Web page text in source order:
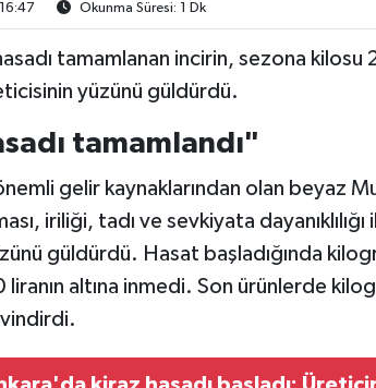
Okunma Süresi: 1 Dk
tamamlanan incirin, sezona kilosu
yüzünü güldürdü.
tamamlandı"
gelir kaynaklarından olan beyaz
iriliği, tadı ve sevkiyata
güldürdü. Hasat başladığında
altına inmedi. Son ürünlerde